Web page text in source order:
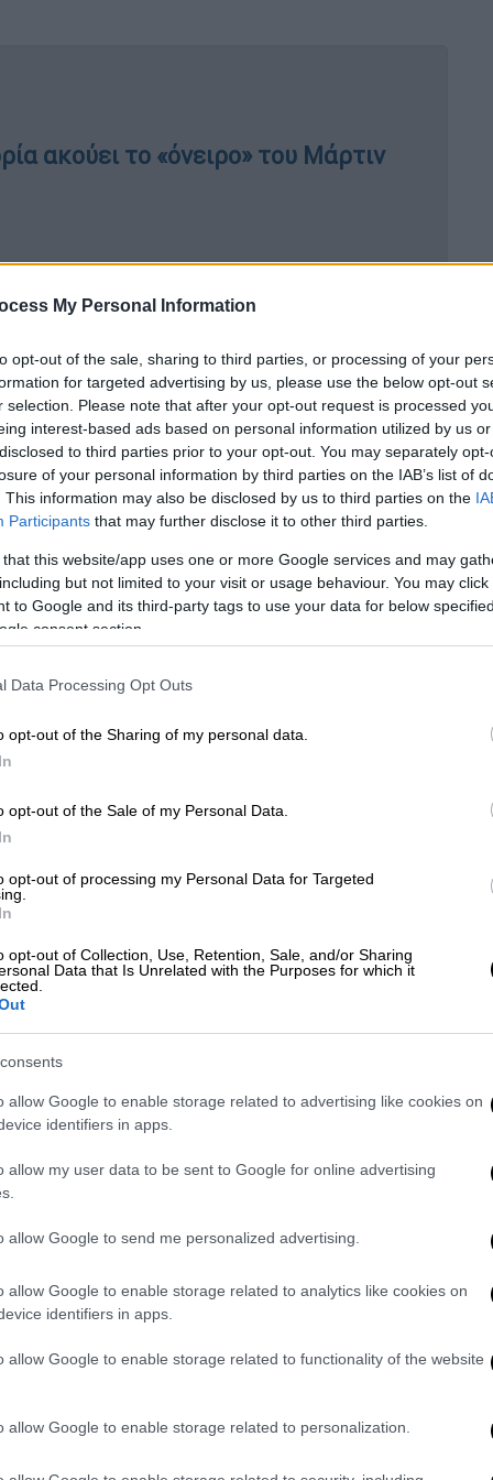
My Personal Information
opt-out of the sale, sharing to third parties, or processing of your
for targeted advertising by us, please use the below opt-out
selection. Please note that after your opt-out request is processed
interest-based ads based on personal information utilized by us
to third parties prior to your opt-out. You may separately
of your personal information by third parties on the IAB’s list of
This information may also be disclosed by us to third parties on the
Participants that may further disclose it to other third parties.
that this website/app uses one or more Google services and may
but not limited to your visit or usage behaviour. You may
to Google and its third-party tags to use your data for below
consent section.
Data Processing Opt Outs
opt-out of the Sharing of my personal data.
opt-out of the Sale of my Personal Data.
opt-out of processing my Personal Data for Targeted
opt-out of Collection, Use, Retention, Sale, and/or Sharing
Data that Is Unrelated with the Purposes for which it
allow Google to enable storage related to advertising like cookies on
identifiers in apps.
allow my user data to be sent to Google for online advertising
allow Google to send me personalized advertising.
allow Google to enable storage related to analytics like cookies on
identifiers in apps.
allow Google to enable storage related to functionality of the website
allow Google to enable storage related to personalization.
ακούει το «όνειρο» του Μάρτιν
προκαλεί τους βομβαρδισμούς
και ζημιές που εκτιμήθηκαν τότε
τη Νέα Ορλεάνη και τις γύρω
έως 150.000 άνθρωποι παρέμειναν
συστάσεις των Αρχών να εγκαταλείψουν
ζωών οφείλονταν σε πλημμύρες που
τειχών, κάτι που χρεώθηκε
χρόνια. Μετά το χτύπημα στους
ανθρώπινων ζωών, η κυβέρνηση
τεσσάρων χρόνων, 1392 θανάτους, αυτή
video
έντονος τυφώνας του Ατλαντικού που
της Νέας Ορλεάνης, καθώς και
παραδόθηκαν στο έλεος της
έκτακτης ανάγκης των ομοσπονδιακών,
ευρέως, οδηγώντας στην παραίτηση
καλός ελληνικός